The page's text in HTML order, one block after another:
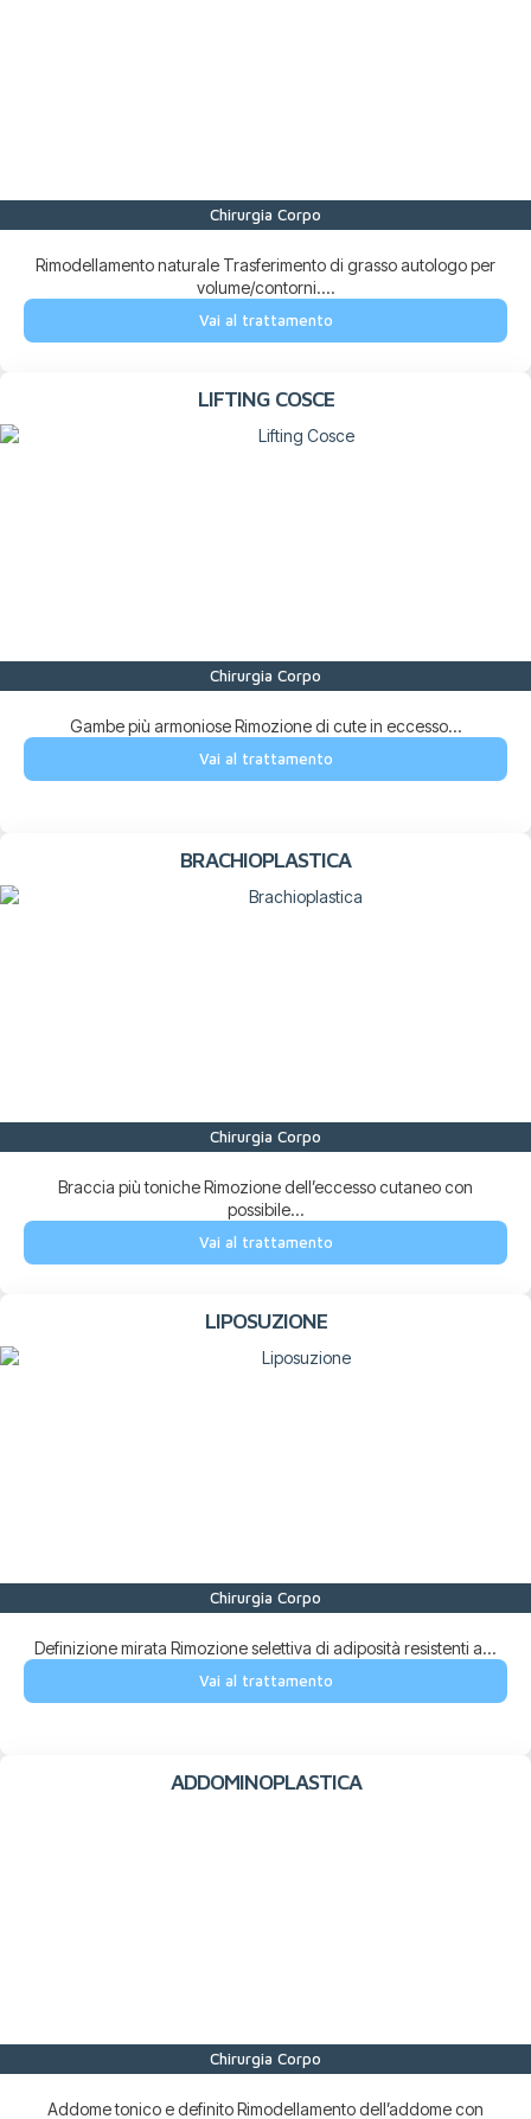
Chirurgia Corpo
Rimodellamento naturale Trasferimento di grasso autologo per
volume/contorni....
Vai al trattamento
LIFTING COSCE
Chirurgia Corpo
Gambe più armoniose Rimozione di cute in eccesso...
Vai al trattamento
BRACHIOPLASTICA
Chirurgia Corpo
Braccia più toniche Rimozione dell’eccesso cutaneo con
possibile...
Vai al trattamento
LIPOSUZIONE
Chirurgia Corpo
Definizione mirata Rimozione selettiva di adiposità resistenti a...
Vai al trattamento
ADDOMINOPLASTICA
Chirurgia Corpo
Addome tonico e definito Rimodellamento dell’addome con